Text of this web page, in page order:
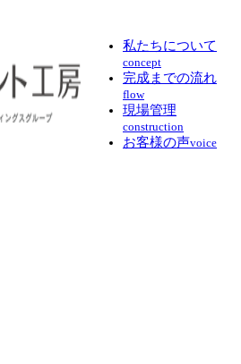
私たちについて
concept
完成までの流れ
flow
現場管理
construction
お客様の声voice